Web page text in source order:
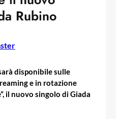
Rubino
disponibile sulle
e in rotazione
il nuovo singolo di Giada